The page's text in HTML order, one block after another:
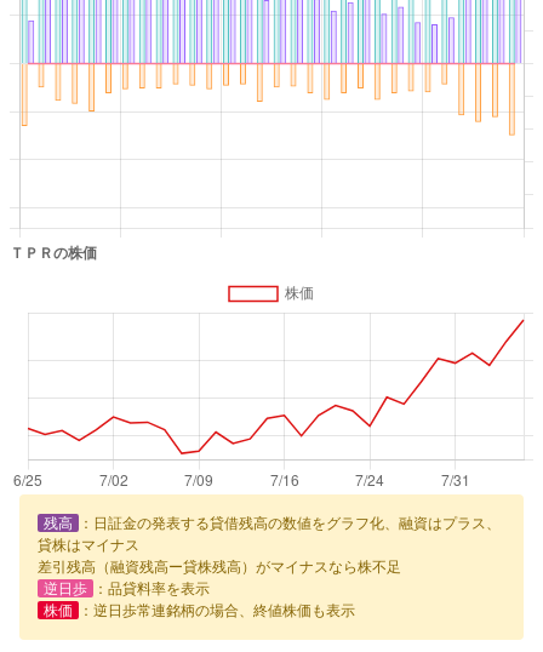
残高
：日証金の発表する貸借残高の数値をグラフ化、融資はプラス、
貸株はマイナス
差引残高（融資残高ー貸株残高）がマイナスなら株不足
逆日歩
：品貸料率を表示
株価
：逆日歩常連銘柄の場合、終値株価も表示